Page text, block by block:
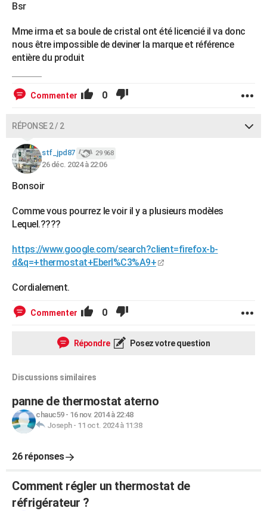
COPAINS D'AVANT
S'inscrire
Se connecter
Lycées
Collèges
Primaires
Universités
Entreprises
Service militaire
Avis de recherche
AVIS DE DÉCÈS
FORUM
Bsr
Mme irma et sa boule de cristal ont été licencié il va donc
nous être impossible de deviner la marque et référence
entière du produit
Commenter 0
RÉPONSE 2 / 2
stf_jpd87 29 968
26 déc. 2024 à 22:06
Bonsoir
Comme vous pourrez le voir il y a plusieurs modèles
Lequel.????
https://www.google.com/search?client=firefox-b-
d&q=+thermostat+Eberl%C3%A9+
Cordialement.
Commenter 0
Répondre Posez votre question
Discussions similaires
panne de thermostat aterno
chauc59- 16 nov. 2014 à 22:48
Joseph- 11 oct. 2024 à 11:38
26 réponses
Comment régler un thermostat de
réfrigérateur ?